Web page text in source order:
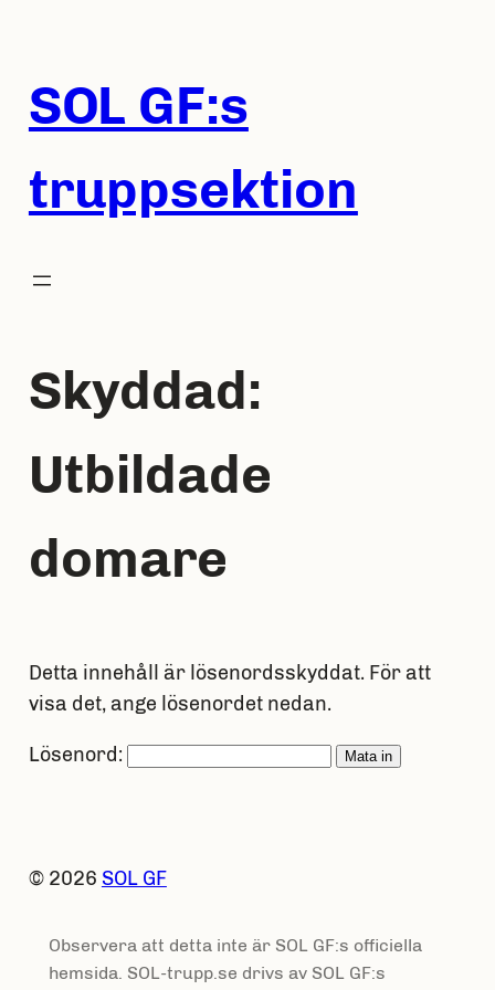
innehåll
SOL GF:s
truppsektion
Skyddad:
Utbildade
domare
Detta innehåll är lösenordsskyddat. För att
visa det, ange lösenordet nedan.
Lösenord:
© 2026 SOL GF
Observera att detta inte är SOL GF:s officiella
hemsida. SOL-trupp.se drivs av SOL GF:s